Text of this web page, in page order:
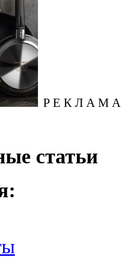
Р Е К Л А М А
статьи